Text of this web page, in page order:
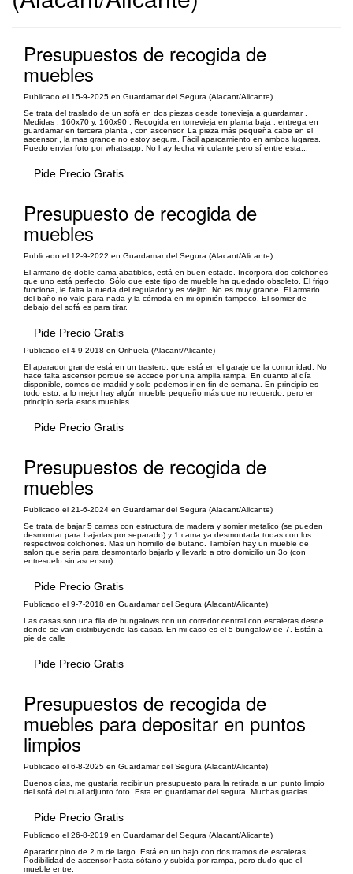
Presupuestos de recogida de
muebles
Publicado el 15-9-2025 en Guardamar del Segura (Alacant/Alicante)
Se trata del traslado de un sofá en dos piezas desde torrevieja a guardamar .
Medidas : 160x70 y. 160x90 . Recogida en torrevieja en planta baja , entrega en
guardamar en tercera planta , con ascensor. La pieza más pequeña cabe en el
ascensor , la mas grande no estoy segura. Fácil aparcamiento en ambos lugares.
Puedo enviar foto por whatsapp. No hay fecha vinculante pero sí entre esta...
Pide Precio Gratis
Presupuesto de recogida de
muebles
Publicado el 12-9-2022 en Guardamar del Segura (Alacant/Alicante)
El armario de doble cama abatibles, está en buen estado. Incorpora dos colchones
que uno está perfecto. Sólo que este tipo de mueble ha quedado obsoleto. El frigo
funciona, le falta la rueda del regulador y es viejito. No es muy grande. El armario
del baño no vale para nada y la cómoda en mi opinión tampoco. El somier de
debajo del sofá es para tirar.
Pide Precio Gratis
Publicado el 4-9-2018 en Orihuela (Alacant/Alicante)
El aparador grande está en un trastero, que está en el garaje de la comunidad. No
hace falta ascensor porque se accede por una amplia rampa. En cuanto al día
disponible, somos de madrid y solo podemos ir en fin de semana. En principio es
todo esto, a lo mejor hay algún mueble pequeño más que no recuerdo, pero en
principio sería estos muebles
Pide Precio Gratis
Presupuestos de recogida de
muebles
Publicado el 21-6-2024 en Guardamar del Segura (Alacant/Alicante)
Se trata de bajar 5 camas con estructura de madera y somier metalico (se pueden
desmontar para bajarlas por separado) y 1 cama ya desmontada todas con los
respectivos colchones. Mas un hornillo de butano. Tambíen hay un mueble de
salon que sería para desmontarlo bajarlo y llevarlo a otro domicilio un 3o (con
entresuelo sin ascensor).
Pide Precio Gratis
Publicado el 9-7-2018 en Guardamar del Segura (Alacant/Alicante)
Las casas son una fila de bungalows con un corredor central con escaleras desde
donde se van distribuyendo las casas. En mi caso es el 5 bungalow de 7. Están a
pie de calle
Pide Precio Gratis
Presupuestos de recogida de
muebles para depositar en puntos
limpios
Publicado el 6-8-2025 en Guardamar del Segura (Alacant/Alicante)
Buenos días, me gustaría recibir un presupuesto para la retirada a un punto limpio
del sofá del cual adjunto foto. Esta en guardamar del segura. Muchas gracias.
Pide Precio Gratis
Publicado el 26-8-2019 en Guardamar del Segura (Alacant/Alicante)
Aparador pino de 2 m de largo. Está en un bajo con dos tramos de escaleras.
Podibilidad de ascensor hasta sótano y subida por rampa, pero dudo que el
mueble entre.